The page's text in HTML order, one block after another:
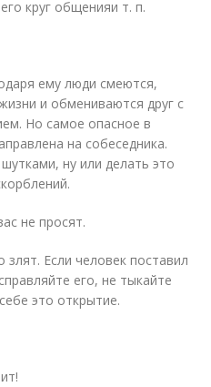
круг общенияи т. п.
ему люди смеются,
и обмениваются друг с
Но самое опасное в
на собеседника.
ну или делать это
не просят.
Если человек поставил
его, не тыкайте
это открытие.